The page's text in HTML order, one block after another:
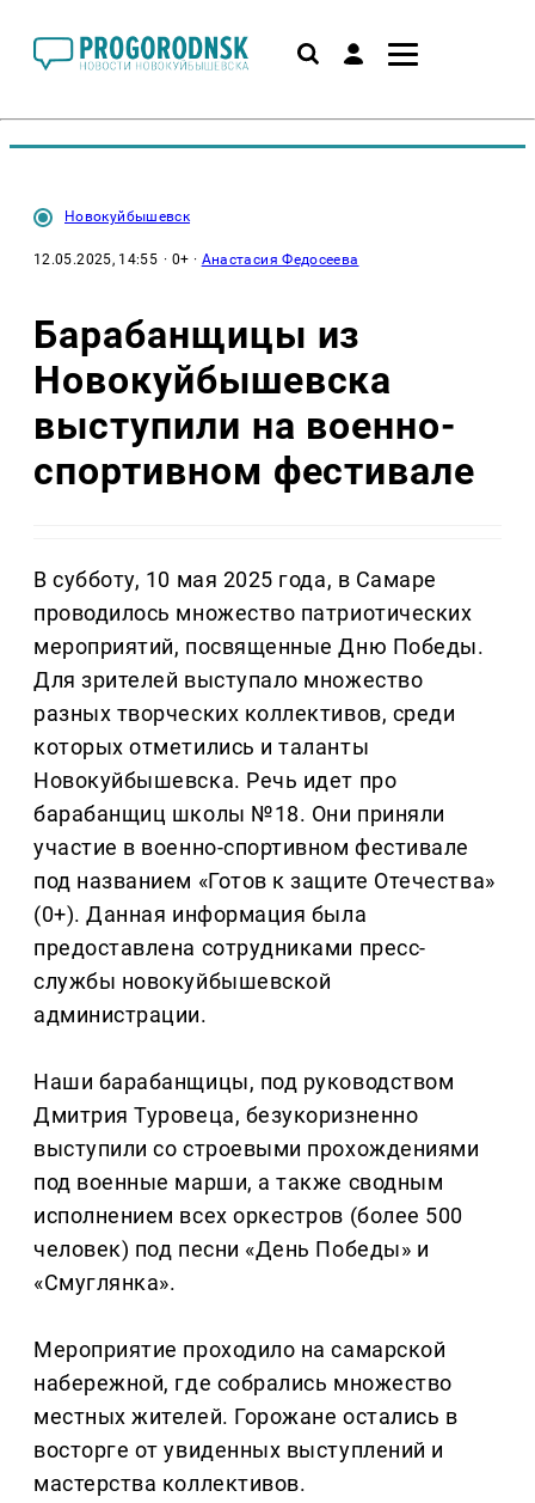
Новокуйбышевск
12.05.2025, 14:55 · 0+ · Анастасия Федосеева
Барабанщицы из
Новокуйбышевска
выступили на военно-
спортивном фестивале
В субботу, 10 мая 2025 года, в Самаре
проводилось множество патриотических
мероприятий, посвященные Дню Победы.
Для зрителей выступало множество
разных творческих коллективов, среди
которых отметились и таланты
Новокуйбышевска. Речь идет про
барабанщиц школы №18. Они приняли
участие в военно-спортивном фестивале
под названием «Готов к защите Отечества»
(0+). Данная информация была
предоставлена сотрудниками пресс-
службы новокуйбышевской
администрации.
Наши барабанщицы, под руководством
Дмитрия Туровеца, безукоризненно
выступили со строевыми прохождениями
под военные марши, а также сводным
исполнением всех оркестров (более 500
человек) под песни «День Победы» и
«Смуглянка».
Мероприятие проходило на самарской
набережной, где собрались множество
местных жителей. Горожане остались в
восторге от увиденных выступлений и
мастерства коллективов.